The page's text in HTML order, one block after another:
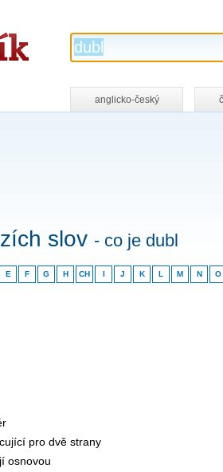
anglicko-český
slov - co je dubl
E F G H CH I J K L M N O
pro dvě strany
osnovou